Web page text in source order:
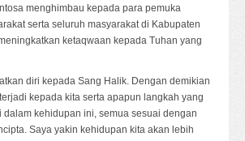
menghimbau kepada para pemuka
serta seluruh masyarakat di Kabupaten
ketaqwaan kepada Tuhan yang
diri kepada Sang Halik. Dengan demikian
kepada kita serta apapun langkah yang
dalam kehidupan ini, semua sesuai dengan
Saya yakin kehidupan kita akan lebih